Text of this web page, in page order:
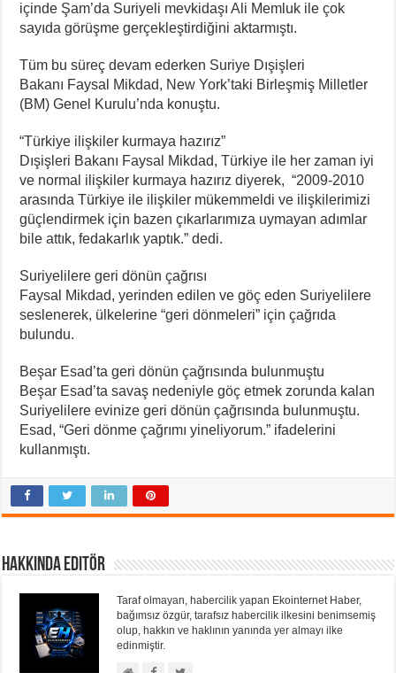
içinde Şam’da Suriyeli mevkidaşı Ali Memluk ile çok
sayıda görüşme gerçekleştirdiğini aktarmıştı.
Tüm bu süreç devam ederken Suriye Dışişleri
Bakanı Faysal Mikdad, New York’taki Birleşmiş Milletler
(BM) Genel Kurulu’nda konuştu.
“Türkiye ilişkiler kurmaya hazırız”
Dışişleri Bakanı Faysal Mikdad, Türkiye ile her zaman iyi
ve normal ilişkiler kurmaya hazırız diyerek, “2009-2010
arasında Türkiye ile ilişkiler mükemmeldi ve ilişkilerimizi
güçlendirmek için bazen çıkarlarımıza uymayan adımlar
bile attık, fedakarlık yaptık.” dedi.
Suriyelilere geri dönün çağrısı
Faysal Mikdad, yerinden edilen ve göç eden Suriyelilere
seslenerek, ülkelerine “geri dönmeleri” için çağrıda
bulundu.
Beşar Esad’ta geri dönün çağrısında bulunmuştu
Beşar Esad’ta savaş nedeniyle göç etmek zorunda kalan
Suriyelilere evinize geri dönün çağrısında bulunmuştu.
Esad, “Geri dönme çağrımı yineliyorum.” ifadelerini
kullanmıştı.
Hakkında Editör
Taraf olmayan, habercilik yapan Ekointernet Haber,
bağımsız özgür, tarafsız habercilik ilkesini benimsemiş
olup, hakkın ve haklının yanında yer almayı ilke
edinmiştir.